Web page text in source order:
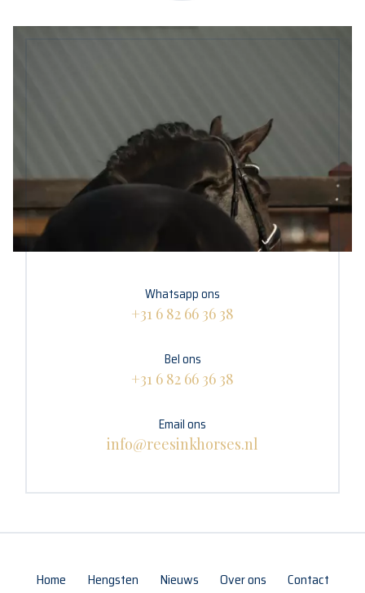
Whatsapp ons
+31 6 82 66 36 38
Bel ons
+31 6 82 66 36 38
Email ons
info@reesinkhorses.nl
Home Hengsten Nieuws Over ons Contact